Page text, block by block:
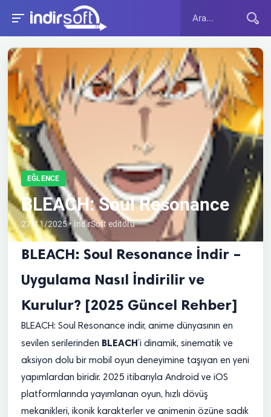
EĞLENCE
BLEACH: Soul Resonance
27/11/2025 • İndirSoft editörü
BLEACH: Soul Resonance İndir –
Uygulama Nasıl İndirilir ve
Kurulur? [2025 Güncel Rehber]
BLEACH: Soul Resonance indir, anime dünyasının en
sevilen serilerinden BLEACH’i dinamik, sinematik ve
aksiyon dolu bir mobil oyun deneyimine taşıyan en yeni
yapımlardan biridir. 2025 itibarıyla Android ve iOS
platformlarında yayımlanan oyun, hızlı dövüş
mekanikleri, ikonik karakterler ve animenin özüne sadık